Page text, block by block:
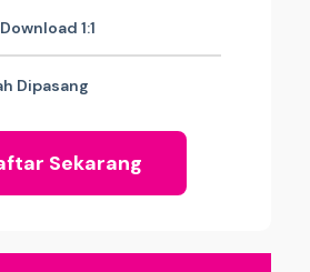
1:1
Dipasang
Sekarang